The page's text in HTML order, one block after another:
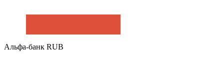
Альфа-банк RUB